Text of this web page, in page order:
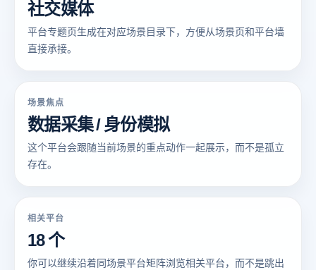
社交媒体
平台专题页生成在对应场景目录下，方便从场景页和平台墙
直接承接。
场景焦点
数据采集 / 身份模拟
这个平台会跟随当前场景的重点动作一起展示，而不是孤立
存在。
相关平台
18 个
你可以继续沿着同场景平台矩阵浏览相关平台，而不是跳出